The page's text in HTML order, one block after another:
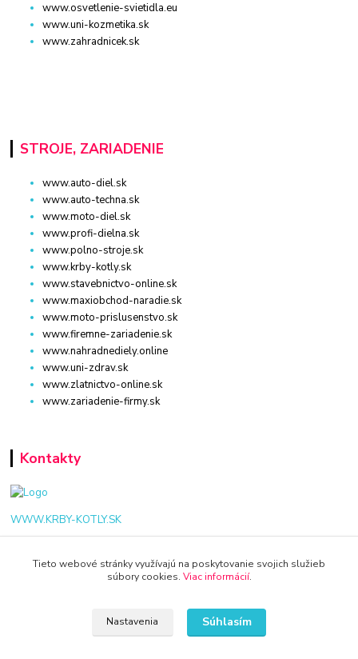
www.osvetlenie-svietidla.eu
www.uni-kozmetika.sk
www.zahradnicek.sk
STROJE, ZARIADENIE
www.auto-diel.sk
www.auto-techna.sk
www.moto-diel.sk
www.profi-dielna.sk
www.polno-stroje.sk
www.krby-kotly.sk
www.stavebnictvo-online.sk
www.maxiobchod-naradie.sk
www.moto-prislusenstvo.sk
www.firemne-zariadenie.sk
www.nahradnediely.online
www.uni-zdrav.sk
www.zlatnictvo-online.sk
www.zariadenie-firmy.sk
Kontakty
WWW.KRBY-KOTLY.SK
Tieto webové stránky využívajú na poskytovanie svojich služieb
súbory cookies. Viac informácií.
Nastavenia Súhlasím